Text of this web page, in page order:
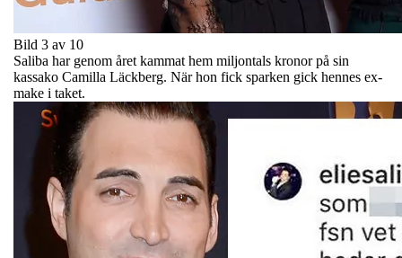
Bild 3 av 10
Saliba har genom året kammat hem miljontals kronor på sin
kassako Camilla Läckberg. När hon fick sparken gick hennes ex-
make i taket.